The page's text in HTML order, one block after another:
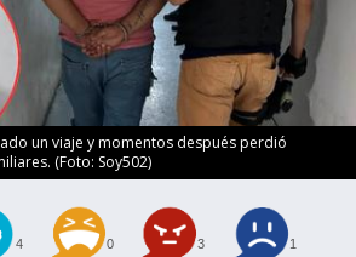
un viaje y momentos después perdió
(Foto: Soy502)
4 0 3 1